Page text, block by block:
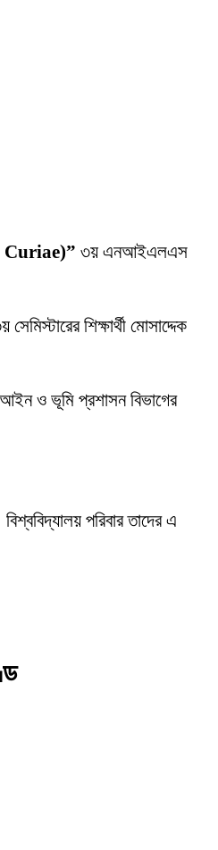
Curiae)” ৩য় এনআইএলএস
শিক্ষার্থী মোসাদ্দেক
আইন ও ভূমি প্রশাসন বিভাগের
পরিবার তাদের এ